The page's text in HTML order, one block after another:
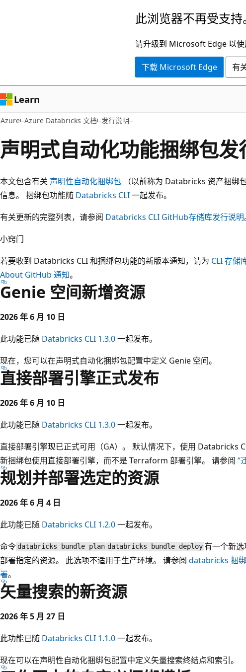
容
此浏览器不再受支持
请升级到 Microsoft Edge 以使
下载 Microsoft Edge 有
Learn
Azure Azure Databricks 文档 发行说明
声明式自动化功能捆绑包发
本文包含有关 声明性自动化捆绑包 （以前称为 Databricks 资产捆绑
信息。 捆绑包功能随 Databricks CLI一起发布。
有关更新的完整列表，请参阅 Databricks CLI GitHub存储库发行说明
小窍门
若要收到 Databricks CLI 和捆绑包功能的新版本通知，请为 CLI 存储
About GitHub 通知。
Genie 空间新增资源
2026 年 6 月 10 日
此功能已随 Databricks CLI 1.3.0一起发布。
现在，您可以在声明式自动化捆绑包配置中定义 Genie 空间。
直接部署引擎正式发布
2026 年 6 月 10 日
此功能已随 Databricks CLI 1.3.0一起发布。
直接部署引擎现已正式可用（GA）。 默认情况下，使用 Databricks
新捆绑包使用直接部署引擎，而不是 Terraform 部署引擎。 请参阅 “
规划并部署选定的资源
2026 年 6 月 4 日
此功能已随 Databricks CLI 1.2.0一起发布。
命令 databricks bundle plan databricks bundle deploy有一个新选
部署指定的资源。 此选项不适用于生产环境。 请参阅 databricks 捆
署。
矢量搜索的新资源
2026 年 5 月 27 日
此功能已随 Databricks CLI 1.1.0一起发布。
现在可以在声明性自动化捆绑包配置中定义矢量搜索终结点和索引。